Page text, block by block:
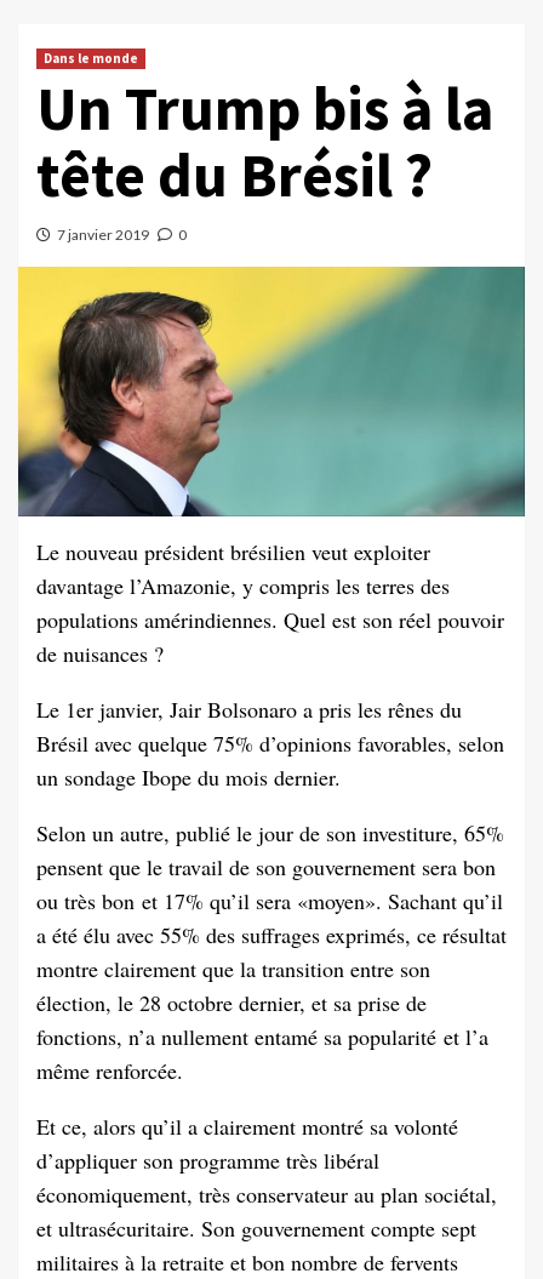
Dans le monde
Un Trump bis à la
tête du Brésil ?
7 janvier 2019 0
Le nouveau président brésilien veut exploiter
davantage l’Amazonie, y compris les terres des
populations amérindiennes. Quel est son réel pouvoir
de nuisances ?
Le 1er janvier, Jair Bolsonaro a pris les rênes du
Brésil avec quelque 75% d’opinions favorables, selon
un sondage Ibope du mois dernier.
Selon un autre, publié le jour de son investiture, 65%
pensent que le travail de son gouvernement sera bon
ou très bon et 17% qu’il sera «moyen». Sachant qu’il
a été élu avec 55% des suffrages exprimés, ce résultat
montre clairement que la transition entre son
élection, le 28 octobre dernier, et sa prise de
fonctions, n’a nullement entamé sa popularité et l’a
même renforcée.
Et ce, alors qu’il a clairement montré sa volonté
d’appliquer son programme très libéral
économiquement, très conservateur au plan sociétal,
et ultrasécuritaire. Son gouvernement compte sept
militaires à la retraite et bon nombre de fervents